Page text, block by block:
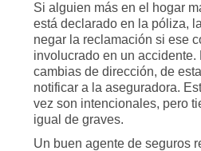
Si alguien más en el hogar
está declarado en la póliza,
negar la reclamación si ese
involucrado en un accidente.
cambias de dirección, de
notificar a la aseguradora.
vez son intencionales, pero
igual de graves.
Un buen agente de seguros